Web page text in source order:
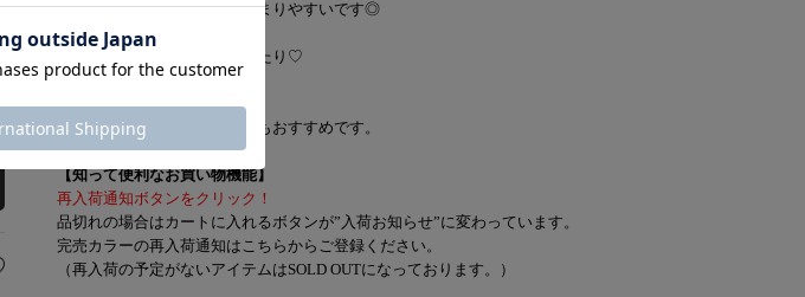
カチューシャを合わせると決まりやすいです◎
スタイリングの締め役にぴったり♡
デイリー使いにはもちろん、
デートなど特別なお出かけにもおすすめです。
【知って便利なお買い物機能】
再入荷通知ボタンをクリック！
品切れの場合はカートに入れるボタンが”入荷お知らせ”に変わっています。
完売カラーの再入荷通知はこちらからご登録ください。
（再入荷の予定がないアイテムはSOLD OUTになっております。）